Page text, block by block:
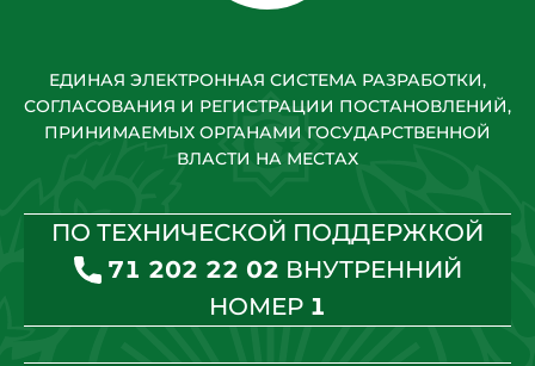
ЕДИНАЯ ЭЛЕКТРОННАЯ СИСТЕМА РАЗРАБОТКИ,
СОГЛАСОВАНИЯ И РЕГИСТРАЦИИ ПОСТАНОВЛЕНИЙ,
ПРИНИМАЕМЫХ ОРГАНАМИ ГОСУДАРСТВЕННОЙ
ВЛАСТИ НА МЕСТАХ
ПО ТЕХНИЧЕСКОЙ ПОДДЕРЖКОЙ
71 202 22 02 ВНУТРЕННИЙ
НОМЕР 1